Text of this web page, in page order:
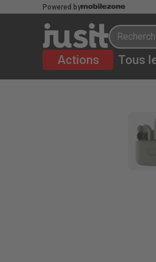
Powered by
Actions Tous
CHF 19.95